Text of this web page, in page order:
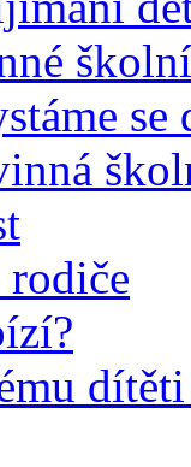
rodiče